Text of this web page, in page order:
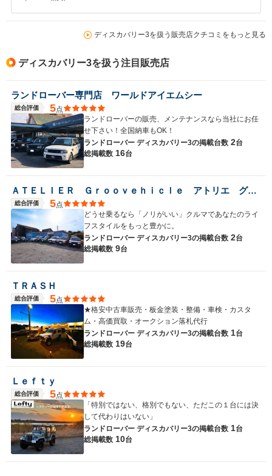
ディスカバリー3を扱う販売店クチコミをもっと見る
ディスカバリー3を扱う注目販売店
ランドローバー専門店 ワールドアイエムシー
総合評価 5点
ランドローバーの販売、メンテナンスなら当社にお任
せ下さい！全国納車もOK！
ランドローバー ディスカバリー3の掲載台数 2台
総掲載数 16台
ＡＴＥＬＩＥＲ Ｇｒｏｏｖｅｈｉｃｌｅ アトリエ グルービークル
総合評価 5点
どうせ乗るなら「ノリがいい」クルマであなたのライ
フスタイルをもっと豊かに。
ランドローバー ディスカバリー3の掲載台数 2台
総掲載数 9台
ＴＲＡＳＨ
総合評価 5点
★格安中古車販売・板金塗装・整備・車検・カスタ
ム・高価買取・オークション落札代行
ランドローバー ディスカバリー3の掲載台数 1台
総掲載数 19台
Ｌｅｆｔｙ
総合評価 5点
「特別ではない、格別でもない、ただこの１台には決
して代わりはいない」
ランドローバー ディスカバリー3の掲載台数 1台
総掲載数 10台